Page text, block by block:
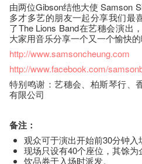
由两位Gibson结他大使 Samson
多才多艺的朋友一起分享我们最
了The Lions Band在艺穗会演出
大家用音乐分享一个又一个愉快的
http://www.samsoncheung.com
http://www.facebook.com/
特别鸣谢：艺穗会、柏斯琴行、
有限公司
备注：
观众可于演出开始前30分钟入
现场只设有40个座位，其馀为
饮品券于入场时派发。